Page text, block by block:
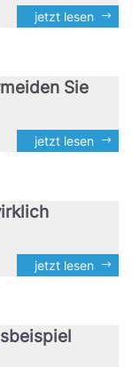
jetzt lesen
Sie
jetzt lesen
jetzt lesen